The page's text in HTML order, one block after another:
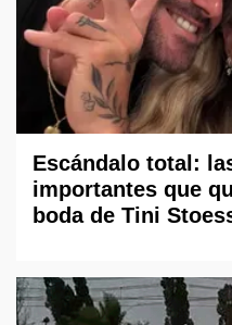
Escándalo total:
importantes que
boda de Tini